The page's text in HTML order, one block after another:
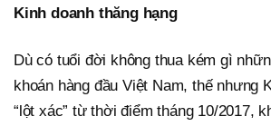
Kinh doanh thăng hạng
Dù có tuổi đời không thua kém gì
khoán hàng đầu Việt Nam, thế nhưng
“lột xác” từ thời điểm tháng 10/2017,